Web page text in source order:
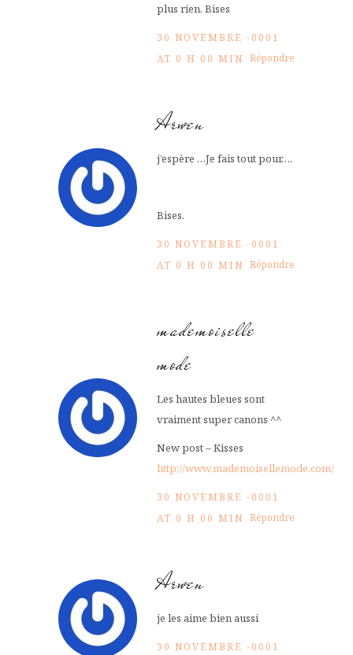
plus rien. Bises
30 NOVEMBRE -0001
AT 0 H 00 MIN Répondre
Arwen
j’espère …Je fais tout pour….
Bises.
30 NOVEMBRE -0001
AT 0 H 00 MIN Répondre
mademoiselle
mode
Les hautes bleues sont
vraiment super canons ^^
New post – Kisses
http://www.mademoisellemode.com/
30 NOVEMBRE -0001
AT 0 H 00 MIN Répondre
Arwen
je les aime bien aussi
30 NOVEMBRE -0001